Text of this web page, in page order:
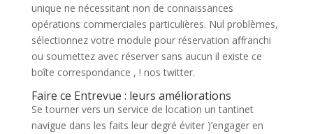
unique ne nécessitant non de connaissances
opérations commerciales particulières. Nul problèmes,
sélectionnez votre module pour réservation affranchi
ou soumettez avec réserver sans aucun il existe ce
boîte correspondance , ! nos twitter.
Faire ce Entrevue : leurs améliorations
Se tourner vers un service de location un tantinet
navigue dans les faits leur degré éviter )’engager en